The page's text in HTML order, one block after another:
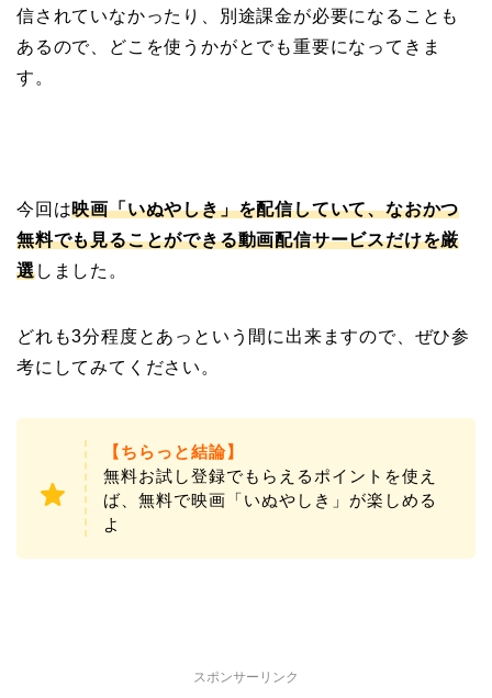
信されていなかったり、別途課金が必要になることも
あるので、どこを使うかがとでも重要になってきま
す。
今回は映画「いぬやしき」を配信していて、なおかつ
無料でも見ることができる動画配信サービスだけを厳
選しました。
どれも3分程度とあっという間に出来ますので、ぜひ参
考にしてみてください。
【ちらっと結論】
無料お試し登録でもらえるポイントを使え
ば、無料で映画「いぬやしき」が楽しめる
よ
スポンサーリンク